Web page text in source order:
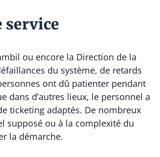
service
ou encore la Direction de la
du système, de retards
ont dû patienter pendant
dans d’autres lieux, le personnel a
ticketing adaptés. De nombreux
supposé ou à la complexité du
la démarche.